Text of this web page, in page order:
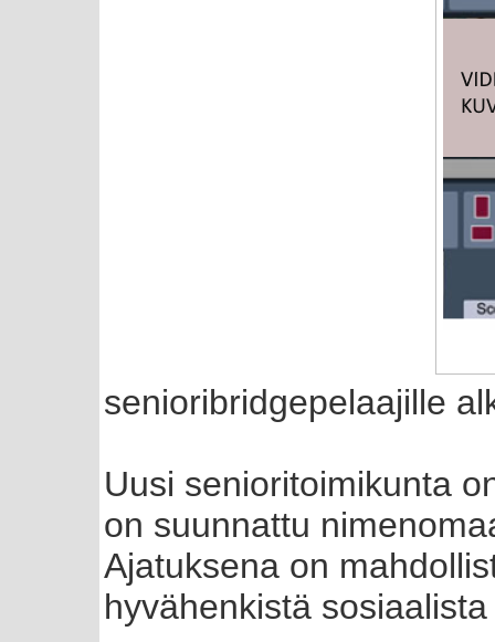
senioribridgepelaajille
Uusi senioritoimikunta
on suunnattu
Ajatuksena on
hyvähenkistä